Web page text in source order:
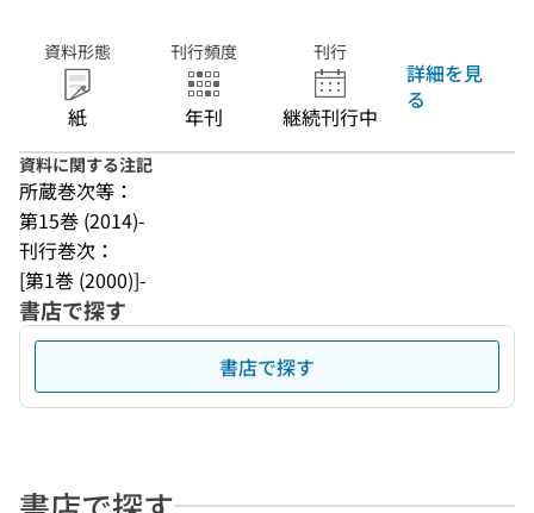
資料形態
紙
刊行頻度
年刊
刊行
継続刊行中
詳細を見
る
資料に関する注記
所蔵巻次等：
第15巻 (2014)-
刊行巻次：
[第1巻 (2000)]-
書店で探す
書店で探す